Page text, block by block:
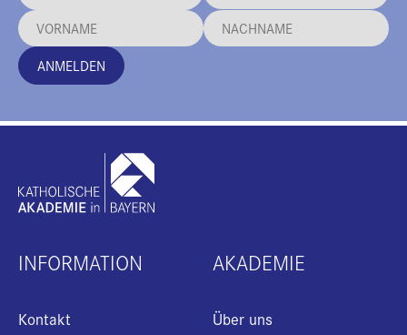
ANMELDEN
INFORMATION
Kontakt
AKADEMIE
Über uns